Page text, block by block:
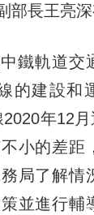
部長王亮深
軌道交
的建設和
年12
小的差距
局了解情
並進行輔